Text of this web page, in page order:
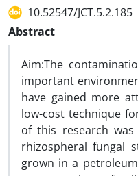
10.52547/JCT.5.2.185
Abstract
Aim:The
important
have gained more
low-cost technique
of this research
rhizospheral fungal
grown in a